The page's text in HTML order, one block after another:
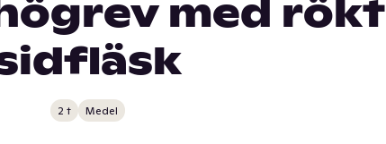
med rökt
2 t Medel